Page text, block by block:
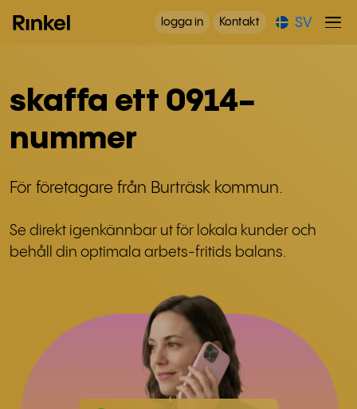
logga in Kontakt SV
skaffa ett 0914-
nummer
För företagare från Burträsk kommun.
Se direkt igenkännbar ut för lokala kunder och
behåll din optimala arbets-fritids balans.